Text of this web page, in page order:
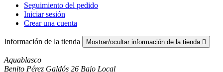
Seguimiento del pedido
Iniciar sesión
Crear una cuenta
Información de la tienda Mostrar/ocultar información de la tienda 
Aquablasco
Benito Pérez Galdós 26 Bajo Local